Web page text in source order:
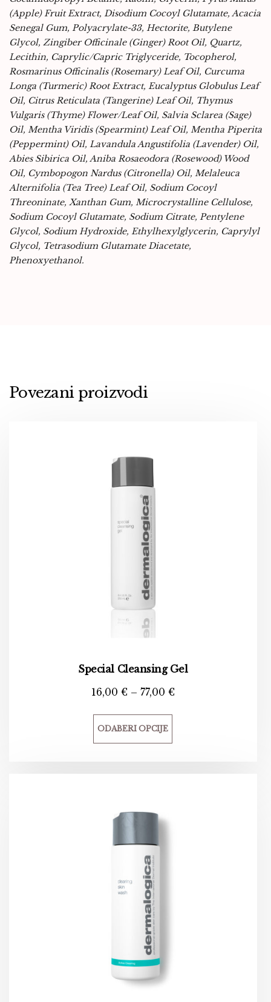
(Apple) Fruit Extract, Disodium Cocoyl Glutamate, Acacia
Senegal Gum, Polyacrylate-33, Hectorite, Butylene
Glycol, Zingiber Officinale (Ginger) Root Oil, Quartz,
Lecithin, Caprylic/Capric Triglyceride, Tocopherol,
Rosmarinus Officinalis (Rosemary) Leaf Oil, Curcuma
Longa (Turmeric) Root Extract, Eucalyptus Globulus Leaf
Oil, Citrus Reticulata (Tangerine) Leaf Oil, Thymus
Vulgaris (Thyme) Flower/Leaf Oil, Salvia Sclarea (Sage)
Oil, Mentha Viridis (Spearmint) Leaf Oil, Mentha Piperita
(Peppermint) Oil, Lavandula Angustifolia (Lavender) Oil,
Abies Sibirica Oil, Aniba Rosaeodora (Rosewood) Wood
Oil, Cymbopogon Nardus (Citronella) Oil, Melaleuca
Alternifolia (Tea Tree) Leaf Oil, Sodium Cocoyl
Threoninate, Xanthan Gum, Microcrystalline Cellulose,
Sodium Cocoyl Glutamate, Sodium Citrate, Pentylene
Glycol, Sodium Hydroxide, Ethylhexylglycerin, Caprylyl
Glycol, Tetrasodium Glutamate Diacetate,
Phenoxyethanol.
Povezani proizvodi
Special Cleansing Gel
16,00 € – 77,00 €
ODABERI OPCIJE